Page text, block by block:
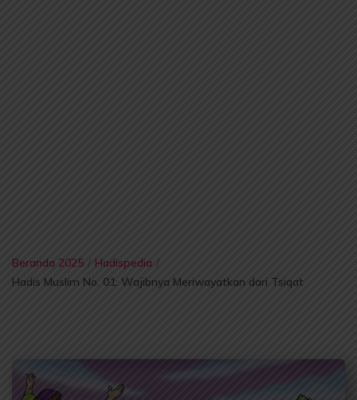
Beranda 2025 / Hadispedia /
Hadis Muslim No. 01: Wajibnya Meriwayatkan dari Tsiqat